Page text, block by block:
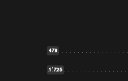
478
1٬725